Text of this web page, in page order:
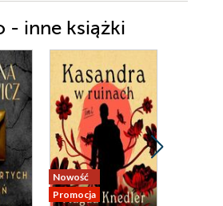
- inne książki
Nowość
Promocja